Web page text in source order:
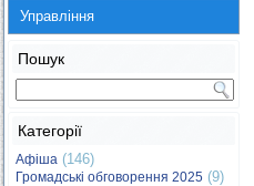
Управління
Пошук
Категорії
Афіша (146)
Громадські обговорення 2025 (9)